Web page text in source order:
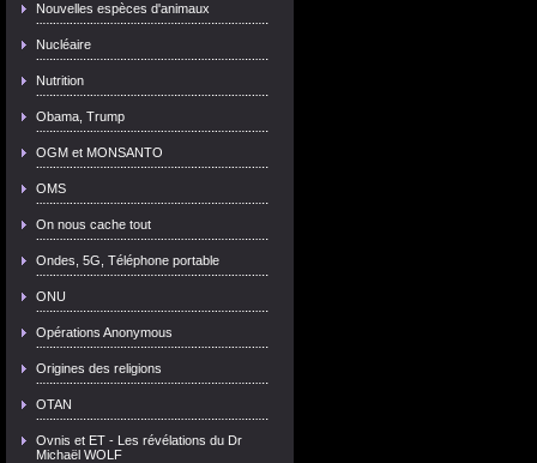
Nouvelles espèces d'animaux
Nucléaire
Nutrition
Obama, Trump
OGM et MONSANTO
OMS
On nous cache tout
Ondes, 5G, Téléphone portable
ONU
Opérations Anonymous
Origines des religions
OTAN
Ovnis et ET - Les révélations du Dr
Michaël WOLF